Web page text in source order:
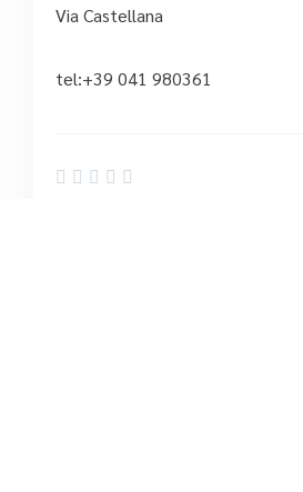
Via Castellana
tel:+39 041 980361
    